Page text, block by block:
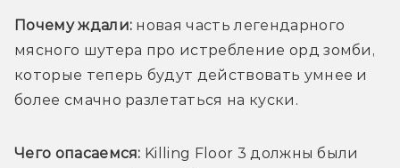
Почему ждали: новая часть легендарного
мясного шутера про истребление орд зомби,
которые теперь будут действовать умнее и
более смачно разлетаться на куски.
Чего опасаемся: Killing Floor 3 должны были